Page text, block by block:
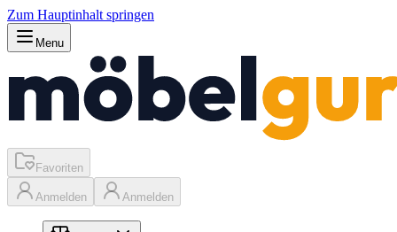
Zum Hauptinhalt springen
Menu
Favoriten
Anmelden Anmelden